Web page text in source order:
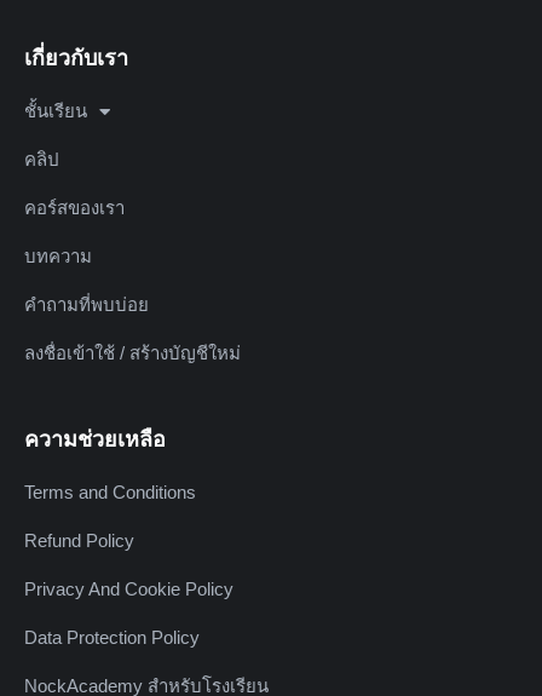
เกี่ยวกับเรา
ชั้นเรียน
คลิป
คอร์สของเรา
บทความ
คำถามที่พบบ่อย
ลงชื่อเข้าใช้ / สร้างบัญชีใหม่
ความช่วยเหลือ
Terms and Conditions
Refund Policy
Privacy And Cookie Policy
Data Protection Policy
NockAcademy สำหรับโรงเรียน